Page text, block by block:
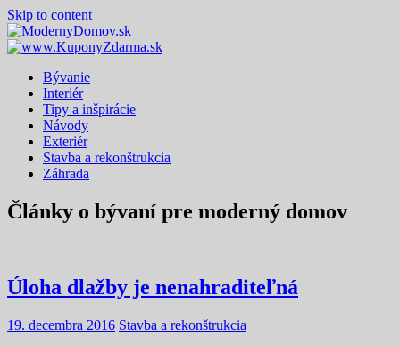
Skip to content
Bývanie
Interiér
Tipy a inšpirácie
Návody
Exteriér
Stavba a rekonštrukcia
Záhrada
Články o bývaní pre moderný domov
Úloha dlažby je nenahraditeľná
19. decembra 2016 Stavba a rekonštrukcia